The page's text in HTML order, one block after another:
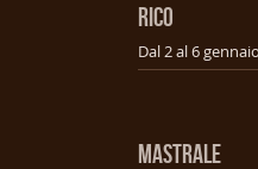
RICO
MASTRALE